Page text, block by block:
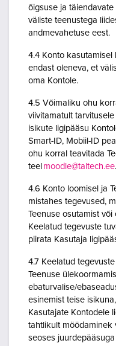
õigsuse ja täiendavate
väliste teenustega
andmevahetuse eest.
4.4 Konto
endast oleneva, et
oma Kontole.
4.5 Võimaliku ohu
viivitamatult
isikute ligipääsu
Smart-ID, Mobiil-ID
ohu korral teavitada
teel moodle@taltech.ee.
4.6 Konto loomisel ja
mistahes tegevused,
Teenuse osutamist
Keelatud tegevuste
piirata Kasutaja
4.7 Keelatud
Teenuse
ebaturvalise/
esinemist teise
Kasutajate Kontodele
tahtlikult möödaminek
seoses